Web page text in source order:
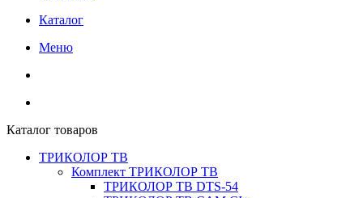
Каталог
Меню
Каталог товаров
ТРИКОЛОР ТВ
Комплект ТРИКОЛОР ТВ
ТРИКОЛОР ТВ DTS-54